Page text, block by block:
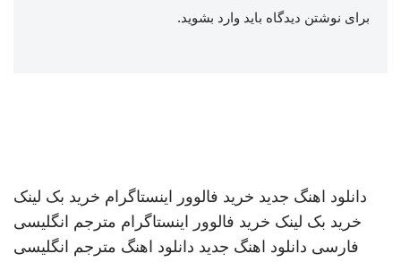
برای نوشتن دیدگاه باید وارد بشوید.
دانلود اهنگ جدید خرید فالوور اینستاگرام خرید بک لینک
خرید بک لینک خرید فالوور اینستاگرام مترجم انگلیسی
فارسی دانلود اهنگ جدید دانلود اهنگ مترجم انگلیسی